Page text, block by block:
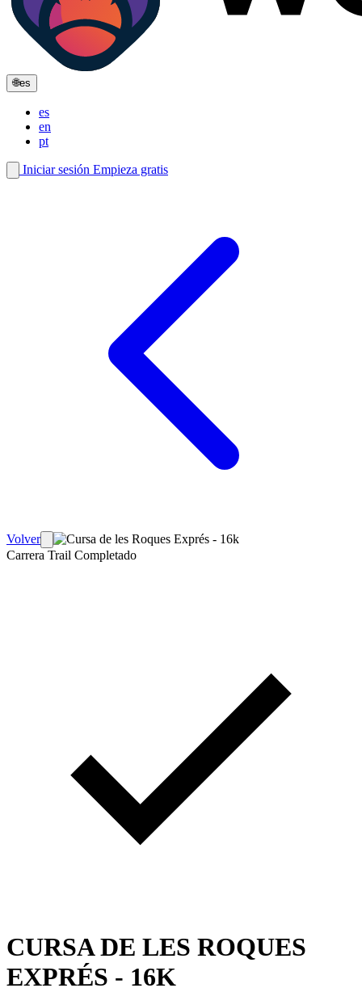
🌐es
es
en
pt
Iniciar sesión Empieza gratis
Volver
Carrera Trail Completado
CURSA DE LES ROQUES
EXPRÉS - 16K